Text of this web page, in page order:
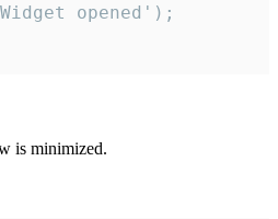
opened');
is minimized.